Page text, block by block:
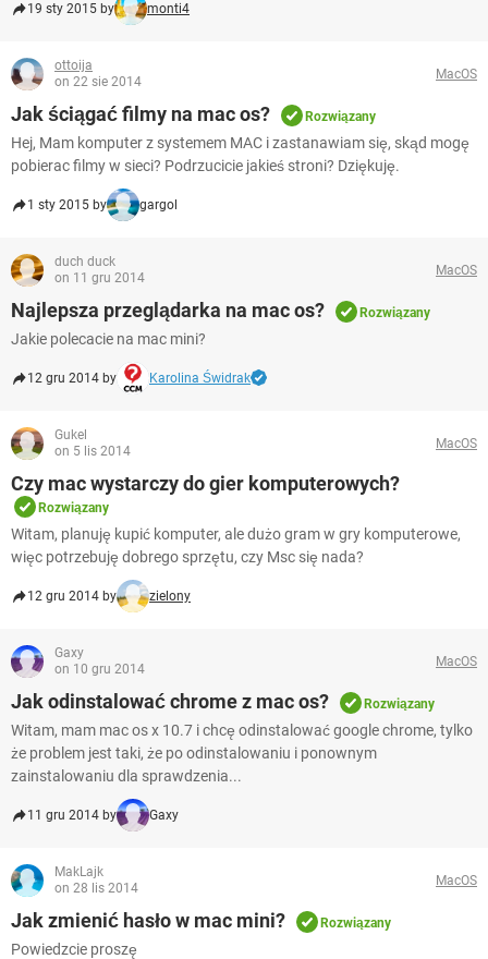
19 sty 2015 by monti4
ottoija
on 22 sie 2014
MacOS
Jak ściągać filmy na mac os? Rozwiązany
Hej, Mam komputer z systemem MAC i zastanawiam się, skąd mogę
pobierac filmy w sieci? Podrzucicie jakieś stroni? Dziękuję.
1 sty 2015 by gargol
duch duck
on 11 gru 2014
MacOS
Najlepsza przeglądarka na mac os? Rozwiązany
Jakie polecacie na mac mini?
12 gru 2014 by Karolina Świdrak
Gukel
on 5 lis 2014
MacOS
Czy mac wystarczy do gier komputerowych?
Rozwiązany
Witam, planuję kupić komputer, ale dużo gram w gry komputerowe,
więc potrzebuję dobrego sprzętu, czy Msc się nada?
12 gru 2014 by zielony
Gaxy
on 10 gru 2014
MacOS
Jak odinstalować chrome z mac os? Rozwiązany
Witam, mam mac os x 10.7 i chcę odinstalować google chrome, tylko
że problem jest taki, że po odinstalowaniu i ponownym
zainstalowaniu dla sprawdzenia...
11 gru 2014 by Gaxy
MakLajk
on 28 lis 2014
MacOS
Jak zmienić hasło w mac mini? Rozwiązany
Powiedzcie proszę